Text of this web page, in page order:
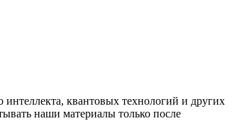
квантовых технологий и других
наши материалы только после